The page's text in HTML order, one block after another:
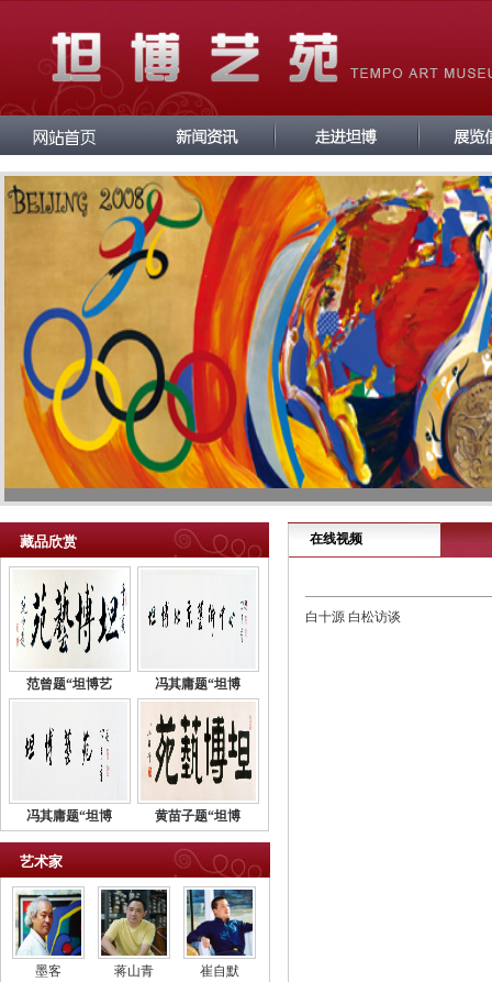
藏品欣赏
范曾题“坦博艺 冯其庸题“坦博
冯其庸题“坦博 黄苗子题“坦博
艺术家
墨客 蒋山青 崔自默
在线视频
白十源 白松访谈